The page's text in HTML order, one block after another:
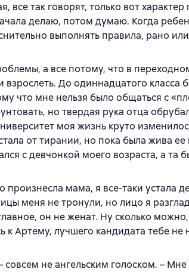
так говорят, только вот характер
делаю, потом думаю. Когда
выполнять правила, рано
а все потому, что в
До одиннадцатого
что мне нельзя было общаться с
но твердая рука отца
моя жизнь круто
от тирании, но пока была жива
с девчонкой моего возраста, а та
мама, я все-таки устала
меня не тронули, но лицо я
он не женат. Ну сколько
Артему, лучшего кандидата тебе не
не ангельским голоском. –